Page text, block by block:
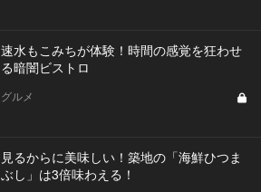
速水もこみちが体験！時間の感覚を狂わせ
る暗闇ビストロ
グルメ
見るからに美味しい！築地の「海鮮ひつま
ぶし」は3倍味わえる！